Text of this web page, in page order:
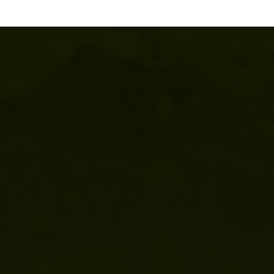
Les opérations
propriétés. Les
les travaux, il